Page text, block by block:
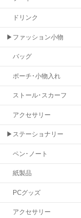
ドリンク
▶ファッション小物
バッグ
ポーチ･小物入れ
ストール･スカーフ
アクセサリー
▶ステーショナリー
ペン･ノート
紙製品
PCグッズ
アクセサリー